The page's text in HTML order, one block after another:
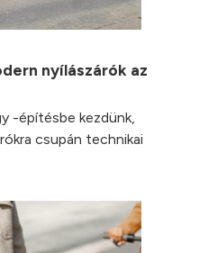
nyílászárók az
-építésbe kezdünk,
csupán technikai